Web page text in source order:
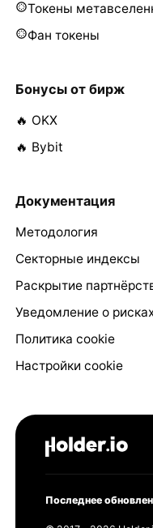
Токены
Фан токены
Бонусы от бирж
🔥 OKX
🔥 Bybit
Документация
Методология
Секторные индексы
Раскрытие
Уведомление о
Политика cookie
Настройки cookie
Последнее